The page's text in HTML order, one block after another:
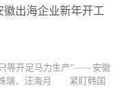
出海企业新年开工
等开足马力生产”——安徽
瑞、汪海月 紧盯韩国